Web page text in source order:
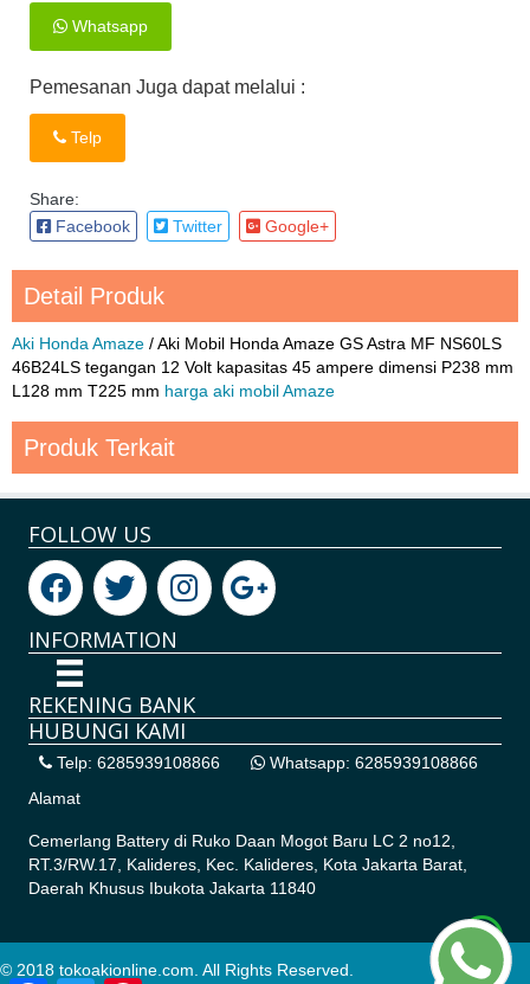
Whatsapp
Pemesanan Juga dapat melalui :
Telp
Share:
Facebook
Twitter Google+
Detail Produk
Aki Honda Amaze / Aki Mobil Honda Amaze GS Astra MF NS60LS
46B24LS tegangan 12 Volt kapasitas 45 ampere dimensi P238 mm
L128 mm T225 mm harga aki mobil Amaze
Produk Terkait
FOLLOW US
INFORMATION
REKENING BANK
HUBUNGI KAMI
Telp: 6285939108866
Whatsapp: 6285939108866
Alamat
Cemerlang Battery di Ruko Daan Mogot Baru LC 2 no12,
RT.3/RW.17, Kalideres, Kec. Kalideres, Kota Jakarta Barat,
Daerah Khusus Ibukota Jakarta 11840
© 2018 tokoakionline.com. All Rights Reserved.